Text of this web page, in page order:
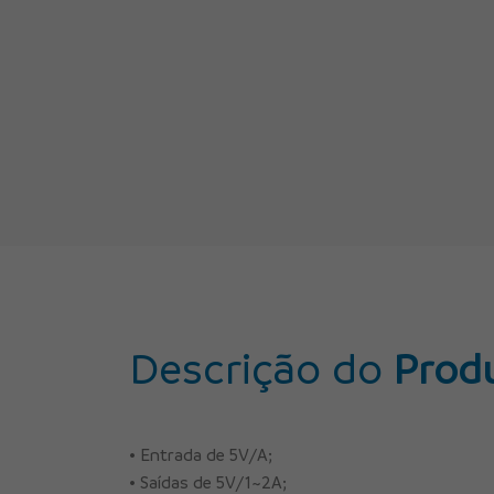
Descrição do
• Entrada de 5V/A;
• Saídas de 5V/1~2A;